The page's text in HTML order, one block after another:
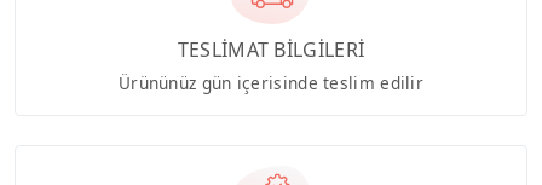
TESLİMAT BİLGİLERİ
Ürününüz gün içerisinde teslim edilir